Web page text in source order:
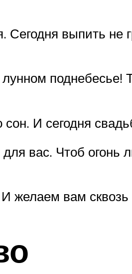
Сегодня выпить
поднебесье!
И сегодня
вас. Чтоб
желаем вам